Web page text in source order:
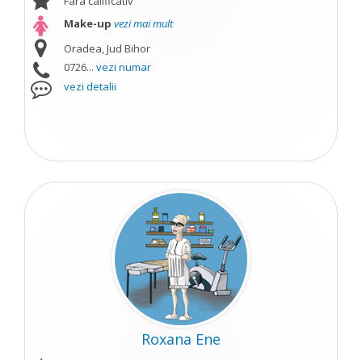
Make-up vezi mai mult
Oradea, Jud Bihor
0726... vezi numar
vezi detalii
Roxana Ene